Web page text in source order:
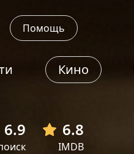
Помощь
Кино
6.9 6.8
IMDB